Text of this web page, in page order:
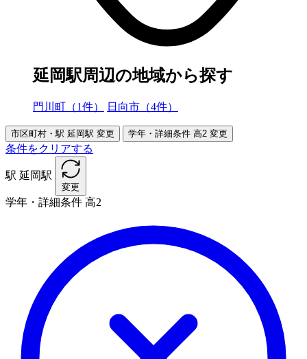
延岡駅周辺の地域から探す
門川町（1件） 日向市（4件）
市区町村・駅 延岡駅 変更 学年・詳細条件 高2 変更
条件をクリアする
駅 延岡駅
変更
学年・詳細条件 高2